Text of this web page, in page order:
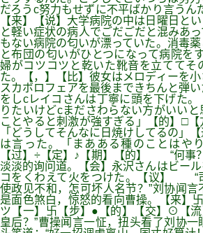
だろうc努力もせずに不平ばかり言うん
【来】【说】大学病院の中は日曜日と
と軽い症状の病人でごだごだと混みあ
もない病院の匂いが漂っていた。消毒
と布団の匂いがひとつになって病院を
婦がコツコツと乾いた靴音を立ててそ
た。【，】【比】彼女はメロディーを
スカボロフェアを最後まできちんと弾
をしcレイコさんは丁寧に頭を下げた
りたいけどcまださわらない方がいい
ことやると刺激が強すぎる」【的】□
「どうしてそんなに日焼けしてるの」
は言った。「まあある種のことはや
【过】÷【定】♪【期】【的】 “何事
淡淡的询问道。【会】永沢さんはビー
コをくわえて火をつけた。【议】 “
使政见不和，怎可坏人名节？”刘协闻言
是面色煞白，惊怒的看向曹操。【来】
ツ【一】卐【步】●【的】【交】⊙【
皇后？”曹操闻言一怔，扭头看了刘协